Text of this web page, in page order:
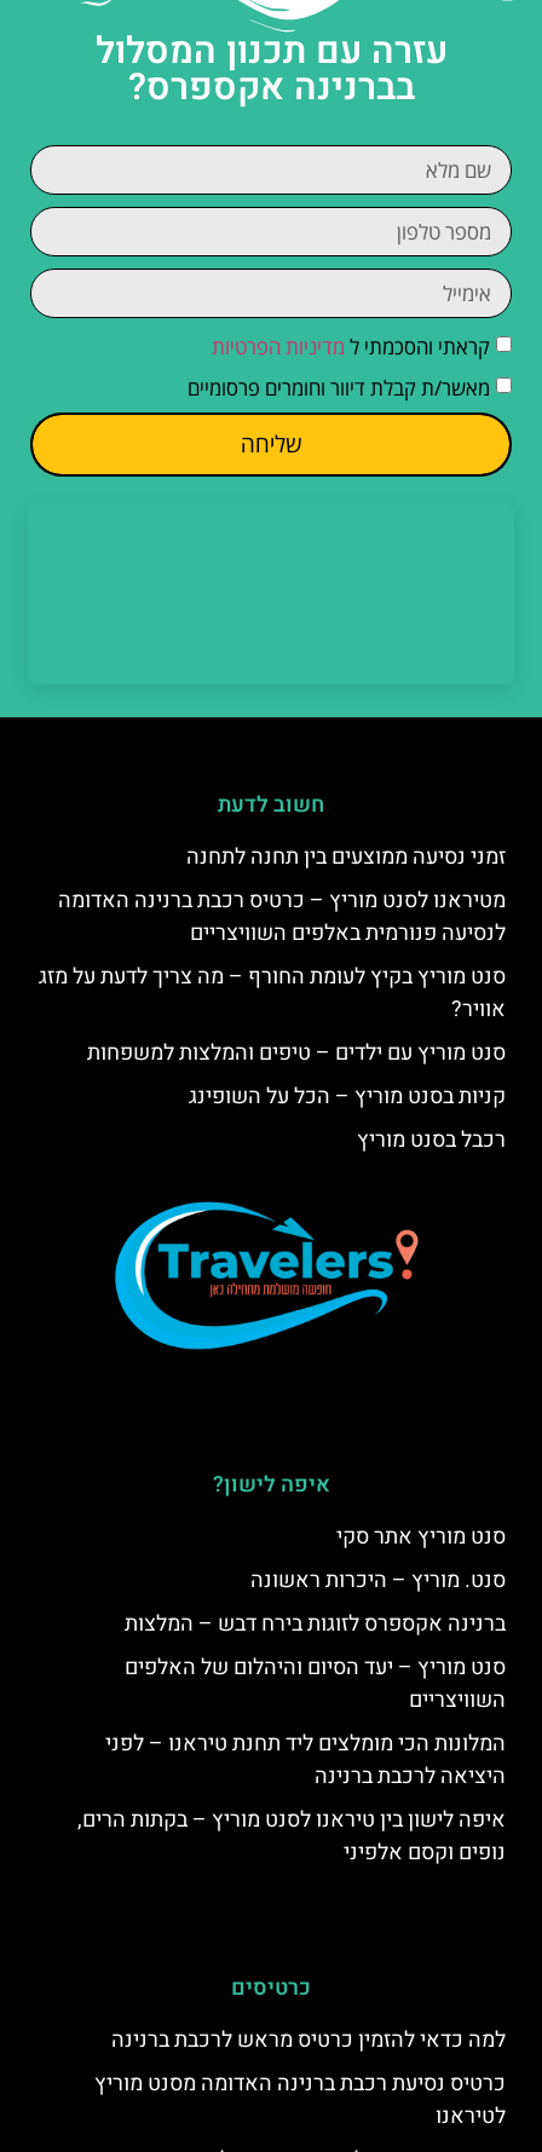
עזרה עם תכנון המסלול
בברנינה אקספרס?
קראתי והסכמתי ל מדיניות הפרטיות
מאשר/ת קבלת דיוור וחומרים פרסומיים
שליחה
חשוב לדעת
זמני נסיעה ממוצעים בין תחנה לתחנה
מטיראנו לסנט מוריץ – כרטיס רכבת ברנינה האדומה
לנסיעה פנורמית באלפים השוויצריים
סנט מוריץ בקיץ לעומת החורף – מה צריך לדעת על מזג
אוויר?
סנט מוריץ עם ילדים – טיפים והמלצות למשפחות
קניות בסנט מוריץ – הכל על השופינג
רכבל בסנט מוריץ
איפה לישון?
סנט מוריץ אתר סקי
סנט. מוריץ – היכרות ראשונה
ברנינה אקספרס לזוגות בירח דבש – המלצות
סנט מוריץ – יעד הסיום והיהלום של האלפים
השוויצריים
המלונות הכי מומלצים ליד תחנת טיראנו – לפני
היציאה לרכבת ברנינה
איפה לישון בין טיראנו לסנט מוריץ – בקתות הרים,
נופים וקסם אלפיני
כרטיסים
למה כדאי להזמין כרטיס מראש לרכבת ברנינה
כרטיס נסיעת רכבת ברנינה האדומה מסנט מוריץ
לטיראנו